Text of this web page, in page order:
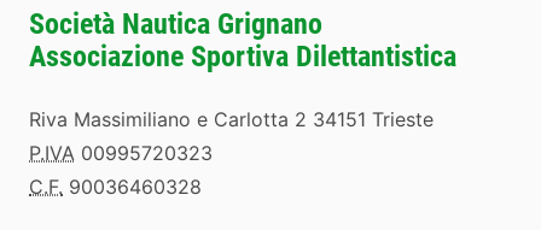
Società Nautica Grignano
Associazione Sportiva Dilettantistica
Riva Massimiliano e Carlotta 2 34151 Trieste
P.IVA 00995720323
C.F. 90036460328